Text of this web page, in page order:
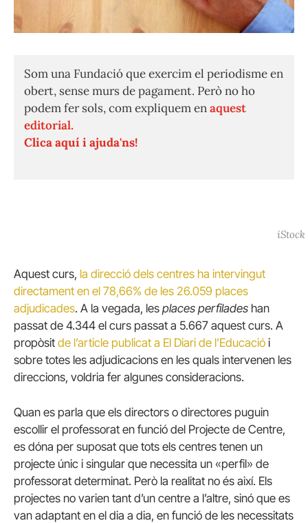
Som una Fundació que exercim el periodisme en
obert, sense murs de pagament. Però no ho
podem fer sols, com expliquem enaquest
editorial.
Clica aquí i ajuda'ns!
iStock
Aquest curs, la direcció dels centres ha intervingut
directament en el 78,66% de les 26.059 places
adjudicades. A la vegada, les places perfilades han
passat de 4.344 el curs passat a 5.667 aquest curs. A
propòsit de l’article publicat a El Diari de l’Educació i
sobre totes les adjudicacions en les quals intervenen les
direccions, voldria fer algunes consideracions.
Quan es parla que els directors o directores puguin
escollir el professorat en funció del Projecte de Centre,
es dóna per suposat que tots els centres tenen un
projecte únic i singular que necessita un «perfil» de
professorat determinat. Però la realitat no és així. Els
projectes no varien tant d’un centre a l’altre, sinó que es
van adaptant en el dia a dia, en funció de les necessitats